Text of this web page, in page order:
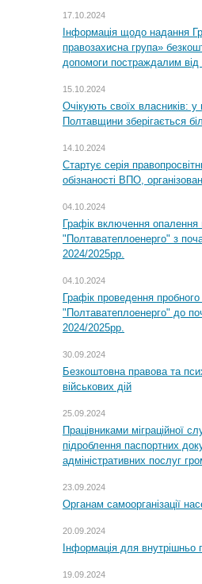
17.10.2024
Інформація щодо надання
правозахисна група»
допомоги постраждалим від
15.10.2024
Очікують своїх власників: у
Полтавщини зберігається
14.10.2024
Стартує серія
обізнаності ВПО,
04.10.2024
Графік включення
"Полтаватеплоенерго" з
2024/2025рр.
04.10.2024
Графік проведення
"Полтаватеплоенерго" до
2024/2025рр.
30.09.2024
Безкоштовна правова та
військових дій
25.09.2024
Працівниками міграційної
підроблення паспортних
адміністративних послуг
23.09.2024
Органам самоорганізації
20.09.2024
Інформація для внутрішньо
19.09.2024